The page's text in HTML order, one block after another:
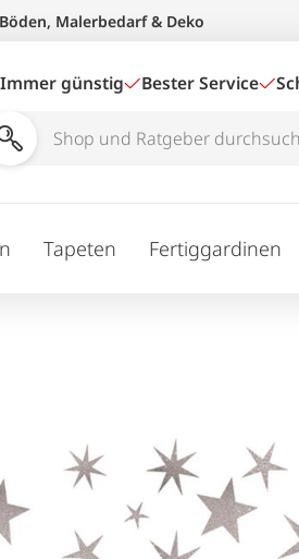
Malerbedarf & Deko
Immer günstig Bester Service
Tapeten Fertiggardinen